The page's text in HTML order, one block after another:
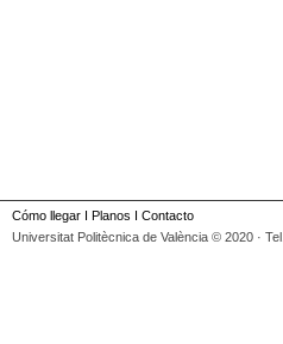
Cómo llegar I Planos I Contacto
Universitat Politècnica de València © 2020 ·